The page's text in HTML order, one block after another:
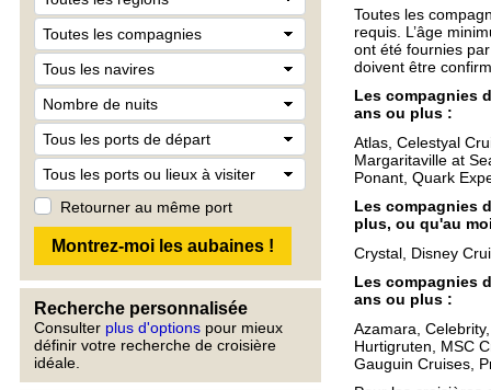
Retourner au même port
Recherche personnalisée
Consulter plus d'options pour mieux
définir votre recherche de croisière
idéale.
Toutes les
requis. L’âge
ont été fournies
doivent être
Les compagnies
ans ou plus :
Atlas, Celestyal
Margaritaville at
Ponant, Quark
Les compagnies
plus, ou qu'au
Crystal, Disney
Les compagnies
ans ou plus :
Azamara,
Hurtigruten, MSC
Gauguin Cruises,